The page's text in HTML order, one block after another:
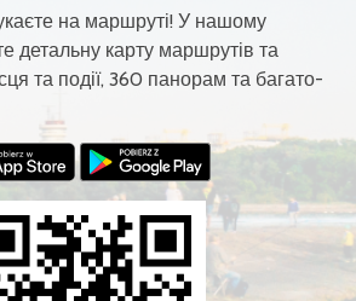
на маршруті! У нашому
детальну карту маршрутів та
та події, 360 панорам та багато-